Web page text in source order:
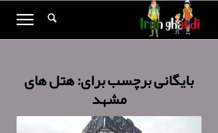
بایگانی برچسب برای:هتل های
مشهد